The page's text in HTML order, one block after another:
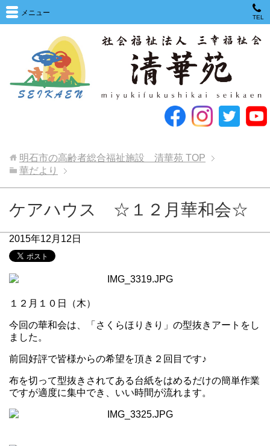
メニュー
TEL
明石市の高齢者総合福祉施設 清華苑 TOP
華だより
ケアハウス ☆１２月華和会☆
2015年12月12日
１２月１０日（木）
今回の華和会は、「さくらほりきり」の型抜きアートをし
ました。
前回好評で皆様からの希望を頂き２回目です♪
布を切って型抜きされてある台紙をはめるだけの簡単作業
ですが適度に集中でき、いい時間が流れます。